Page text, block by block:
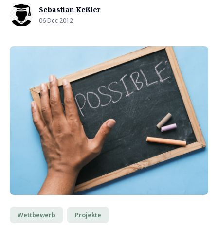
Sebastian Keßler
06 Dec 2012
Wettbewerb Projekte